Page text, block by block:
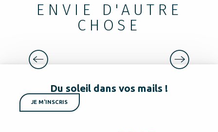
ENVIE D'AUTRE
CHOSE
DU MASSIF DE SAINT-BARTHÉLÉMY
Du soleil dans vos mails !
JE M'INSCRIS